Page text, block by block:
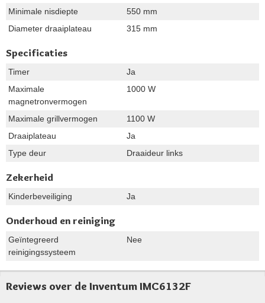
Minimale nisdiepte
550 mm
Diameter draaiplateau
315 mm
Specificaties
Timer
Ja
Maximale
magnetronvermogen
1000 W
Maximale grillvermogen
1100 W
Draaiplateau
Ja
Type deur
Draaideur links
Zekerheid
Kinderbeveiliging Ja
Onderhoud en reiniging
Geïntegreerd
reinigingssysteem
Nee
Reviews over de Inventum IMC6132F